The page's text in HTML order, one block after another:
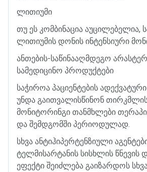
ლითიუმი
თუ ეს კომბინაცია აუცილებელია,
ლითიუმის დონის ინტენსიური
ანთების-საწინააღმდეგო
სამედიცინო პროდუქტები
საჭიროა პაციენტების ადექვატური
უნდა გაითვალისწინონ
მონიტორინგი თანმხლები
და შემდგომში პერიოდულად.
სხვა ანტიჰიპერტენზიული
ტელმისარტანის სისხლის წნევის
ეფექტი შეიძლება გაიზარდოს